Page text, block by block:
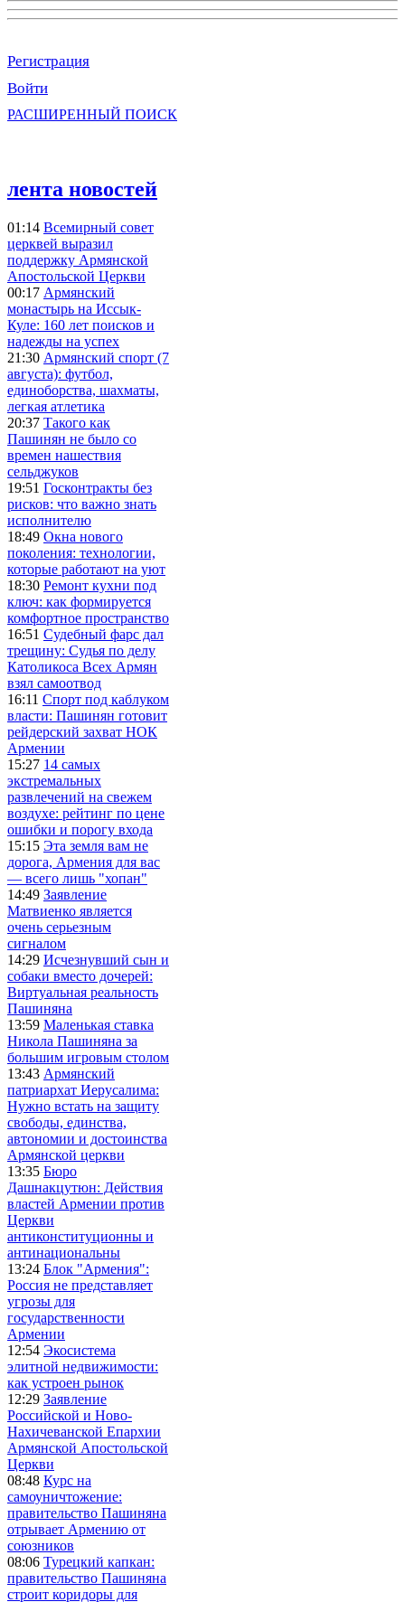
Регистрация
Войти
РАСШИРЕННЫЙ ПОИСК
лента новостей
01:14 Всемирный совет
церквей выразил
поддержку Армянской
Апостольской Церкви
00:17 Армянский
монастырь на Иссык-
Куле: 160 лет поисков и
надежды на успех
21:30 Армянский спорт (7
августа): футбол,
единоборства, шахматы,
легкая атлетика
20:37 Такого как
Пашинян не было со
времен нашествия
сельджуков
19:51 Госконтракты без
рисков: что важно знать
исполнителю
18:49 Окна нового
поколения: технологии,
которые работают на уют
18:30 Ремонт кухни под
ключ: как формируется
комфортное пространство
16:51 Судебный фарс дал
трещину: Судья по делу
Католикоса Всех Армян
взял самоотвод
16:11 Спорт под каблуком
власти: Пашинян готовит
рейдерский захват НОК
Армении
15:27 14 самых
экстремальных
развлечений на свежем
воздухе: рейтинг по цене
ошибки и порогу входа
15:15 Эта земля вам не
дорога, Армения для вас
— всего лишь "хопан"
14:49 Заявление
Матвиенко является
очень серьезным
сигналом
14:29 Исчезнувший сын и
собаки вместо дочерей:
Виртуальная реальность
Пашиняна
13:59 Маленькая ставка
Никола Пашиняна за
большим игровым столом
13:43 Армянский
патриархат Иерусалима:
Нужно встать на защиту
свободы, единства,
автономии и достоинства
Армянской церкви
13:35 Бюро
Дашнакцутюн: Действия
властей Армении против
Церкви
антиконституционны и
антинациональны
13:24 Блок "Армения":
Россия не представляет
угрозы для
государственности
Армении
12:54 Экосистема
элитной недвижимости:
как устроен рынок
12:29 Заявление
Российской и Ново-
Нахичеванской Епархии
Армянской Апостольской
Церкви
08:48 Курс на
самоуничтожение:
правительство Пашиняна
отрывает Армению от
союзников
08:06 Турецкий капкан:
правительство Пашиняна
строит коридоры для